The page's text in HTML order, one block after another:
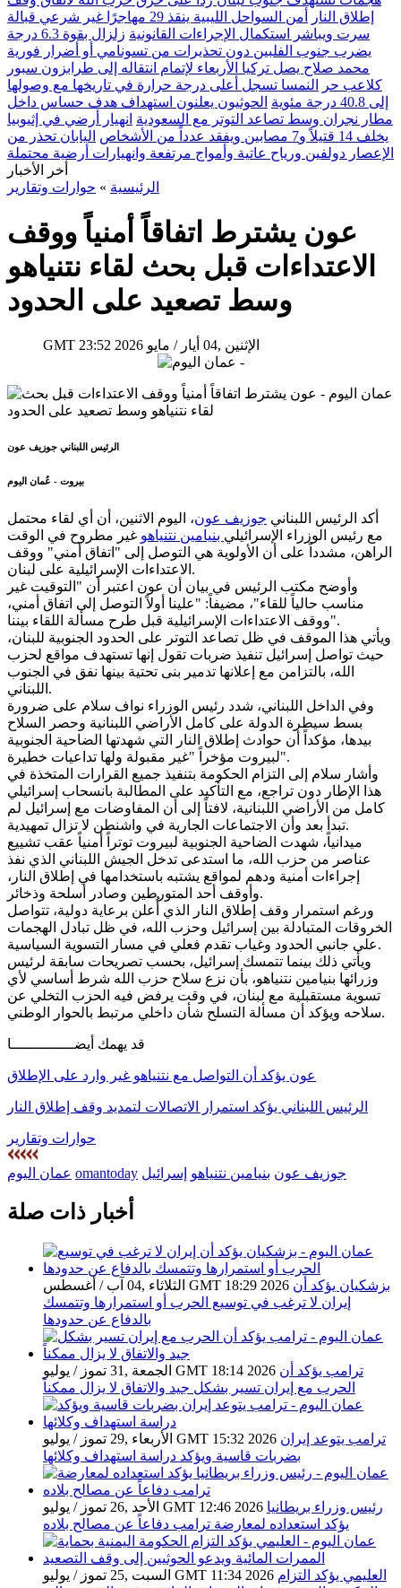
إطلاق النار
أمن السواحل الليبية ينقذ 29 مهاجرًا غير شرعي قبالة
سرت ويباشر استكمال الإجراءات القانونية
زلزال بقوة 6.3 درجة
يضرب جنوب الفلبين دون تحذيرات من تسونامي أو أضرار فورية
محمد صلاح يصل تركيا الأربعاء لإتمام انتقاله إلى طرابزون سبور
كلاعب حر
النمسا تسجل أعلى درجة حرارة في تاريخها مع وصولها
إلى 40.8 درجة مئوية
الحوثيون يعلنون استهداف هدف حساس داخل
مطار نجران وسط تصاعد التوتر مع السعودية انهيار أرضي في إثيوبيا
يخلف 14 قتيلاً و7 مصابين ويفقد عدداً من الأشخاص
اليابان تحذر من
الإعصار دولفين ورياح عاتية وأمواج مرتفعة وانهيارات أرضية محتملة
أخر الأخبار
الرئيسية » حوارات وتقارير
عون يشترط اتفاقاً أمنياً ووقف
الاعتداءات قبل بحث لقاء نتنياهو
وسط تصعيد على الحدود
GMT 23:52 2026 الإثنين ,04 أيار / مايو
الرئيس اللبناني جوزيف عون
بيروت - عُمان اليوم
أكد الرئيس اللبناني جوزيف عون، اليوم الاثنين، أن أي لقاء محتمل
مع رئيس الوزراء الإسرائيلي بنيامين نتنياهو غير مطروح في الوقت
الراهن، مشدداً على أن الأولوية هي التوصل إلى "اتفاق أمني" ووقف
الاعتداءات الإسرائيلية على لبنان.
وأوضح مكتب الرئيس في بيان أن عون اعتبر أن "التوقيت غير
مناسب حالياً للقاء"، مضيفاً: "علينا أولاً التوصل إلى اتفاق أمني،
ووقف الاعتداءات الإسرائيلية قبل طرح مسألة اللقاء بيننا".
ويأتي هذا الموقف في ظل تصاعد التوتر على الحدود الجنوبية للبنان،
حيث تواصل إسرائيل تنفيذ ضربات تقول إنها تستهدف مواقع لحزب
الله، بالتزامن مع إعلانها تدمير بنى تحتية بينها نفق في الجنوب
اللبناني.
وفي الداخل اللبناني، شدد رئيس الوزراء نواف سلام على ضرورة
بسط سيطرة الدولة على كامل الأراضي اللبنانية وحصر السلاح
بيدها، مؤكداً أن حوادث إطلاق النار التي شهدتها الضاحية الجنوبية
لبيروت مؤخراً "غير مقبولة ولها تداعيات خطيرة".
وأشار سلام إلى التزام الحكومة بتنفيذ جميع القرارات المتخذة في
هذا الإطار دون تراجع، مع التأكيد على المطالبة بانسحاب إسرائيلي
كامل من الأراضي اللبنانية، لافتاً إلى أن المفاوضات مع إسرائيل لم
تبدأ بعد وأن الاجتماعات الجارية في واشنطن لا تزال تمهيدية.
ميدانياً، شهدت الضاحية الجنوبية لبيروت توتراً أمنياً عقب تشييع
عناصر من حزب الله، ما استدعى تدخل الجيش اللبناني الذي نفذ
إجراءات أمنية ودهم لمواقع يشتبه باستخدامها في إطلاق النار،
وأوقف أحد المتورطين وصادر أسلحة وذخائر.
ورغم استمرار وقف إطلاق النار الذي أُعلن برعاية دولية، تتواصل
الخروقات المتبادلة بين إسرائيل وحزب الله، في ظل تبادل الهجمات
على جانبي الحدود وغياب تقدم فعلي في مسار التسوية السياسية.
ويأتي ذلك بينما تتمسك إسرائيل، بحسب تصريحات سابقة لرئيس
وزرائها بنيامين نتنياهو، بأن نزع سلاح حزب الله شرط أساسي لأي
تسوية مستقبلية مع لبنان، في وقت يرفض فيه الحزب التخلي عن
سلاحه ويؤكد أن مسألة التسلح شأن داخلي مرتبط بالحوار الوطني.
قد يهمك أيضــــــــــــــا
عون يؤكد أن التواصل مع نتنياهو غير وارد على الإطلاق
الرئيس اللبناني يؤكد استمرار الاتصالات لتمديد وقف إطلاق النار
حوارات وتقارير
عمان اليوم omantoday جوزيف عون بنيامين نتنياهو إسرائيل
أخبار ذات صلة
الثلاثاء ,04 آب / أغسطس GMT 18:29 2026 بزشكيان يؤكد أن
إيران لا ترغب في توسيع الحرب أو استمرارها وتتمسك
بالدفاع عن حدودها
الجمعة ,31 تموز / يوليو GMT 18:14 2026 ترامب يؤكد أن
الحرب مع إيران تسير بشكل جيد والاتفاق لا يزال ممكناً
الأربعاء ,29 تموز / يوليو GMT 15:32 2026 ترامب يتوعد إيران
بضربات قاسية ويؤكد دراسة استهداف وكلائها
الأحد ,26 تموز / يوليو GMT 12:46 2026 رئيس وزراء بريطانيا
يؤكد استعداده لمعارضة ترامب دفاعاً عن مصالح بلاده
السبت ,25 تموز / يوليو GMT 11:34 2026 العليمي يؤكد التزام